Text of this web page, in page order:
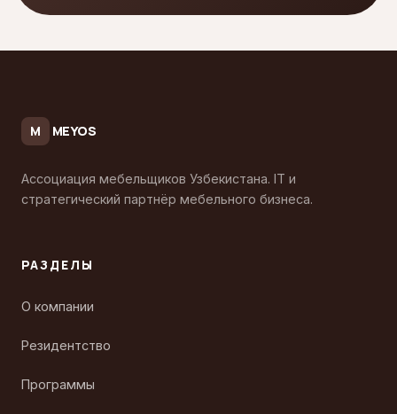
M MEYOS
Ассоциация мебельщиков Узбекистана. IT и
стратегический партнёр мебельного бизнеса.
РАЗДЕЛЫ
О компании
Резидентство
Программы